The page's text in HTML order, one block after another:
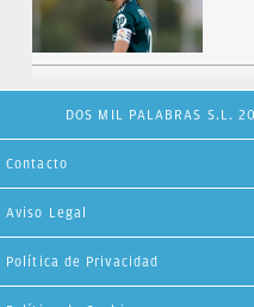
DOS MIL PALABRAS S.L.
Contacto
Aviso Legal
Política de Privacidad